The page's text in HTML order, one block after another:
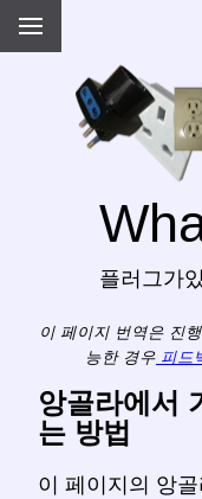
플러그가
이 페이지 번역은 진
능한 경우 피드
앙골라에서
는 방법
이 페이지의 앙